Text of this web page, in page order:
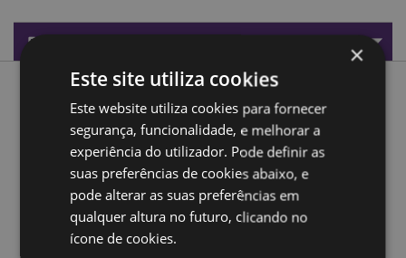
Especificações do Produto
Porta velas Dark Legends Guardião do Dragão Morto
Material:Resina
Para uso com:Vela Ligeira de Chá Normal
Vela Incluida:Não
×
Este site utiliza cookies
Este website utiliza cookies para fornecer
segurança, funcionalidade, e melhorar a
experiência do utilizador. Pode definir as
suas preferências de cookies abaixo, e
pode alterar as suas preferências em
qualquer altura no futuro, clicando no
ícone de cookies.